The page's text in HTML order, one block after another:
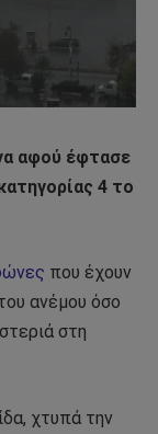
αφού έφτασε
4 το
που έχουν
ανέμου όσο
στη
χτυπά την